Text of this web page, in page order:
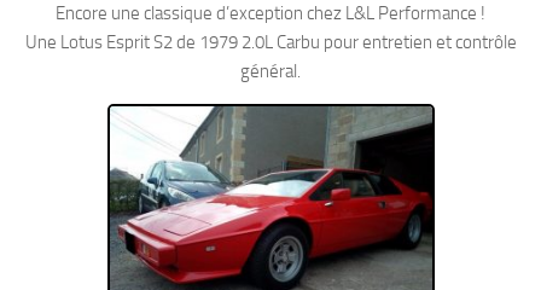
Encore une classique d’exception chez L&L Performance !
Une Lotus Esprit S2 de 1979 2.0L Carbu pour entretien et contrôle
général.